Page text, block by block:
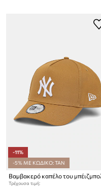
-11%
-5% ΜΕ ΚΩΔΙΚΟ: TAN
Τρέχουσα τιμή: